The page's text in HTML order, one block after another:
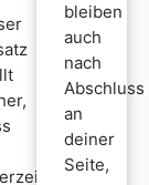
bleiben
auch
nach
Abschluss
an
deiner
Seite,